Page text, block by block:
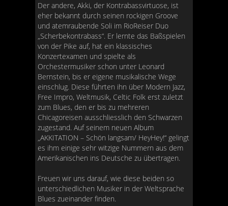
Der andere, Akki, der Kontrabassvirtuose, ist
eher bekannt durch seinen rockigen Groove
und atemraubende Soli im RioReiser Duo
„Scherbekontrabass“. Er lernte das Baßspielen
von der Pike auf, hat ein klassisches
Konzertexamen und spielte als
Orchestermusiker schon unter Leonard
Bernstein, bis er eigene musikalische Wege
einschlug. Diese führten ihn über Modern Jazz,
Free Impro, Weltmusik, Celtic Folk erst zuletzt
zum Blues, den er bis zu mehreren
Chicagoreisen ausschliesslich den Schwarzen
zugestand. Auf seinem neuen Album
„AKKITATION – Schön langsam/ HeyHey!“ gelingt
es ihm einige sehr witzige Nummern aus dem
Amerikanischen ins Deutsche zu übertragen.
Freuen wir uns darauf, wie diese beiden so
unterschiedlichen Musiker in der Weltsprache
Blues zueinander finden.